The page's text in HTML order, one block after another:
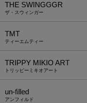
THE SWINGGGR
ザ・スウィンガー
TMT
ティーエムティー
TRIPPY MIKIO ART
トリッピーミキオアート
un-filled
アンフィルド